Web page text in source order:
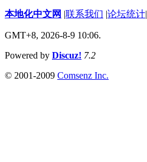
本地化中文网 |联系我们 |论坛统计|
GMT+8, 2026-8-9 10:06.
Powered by Discuz! 7.2
© 2001-2009 Comsenz Inc.